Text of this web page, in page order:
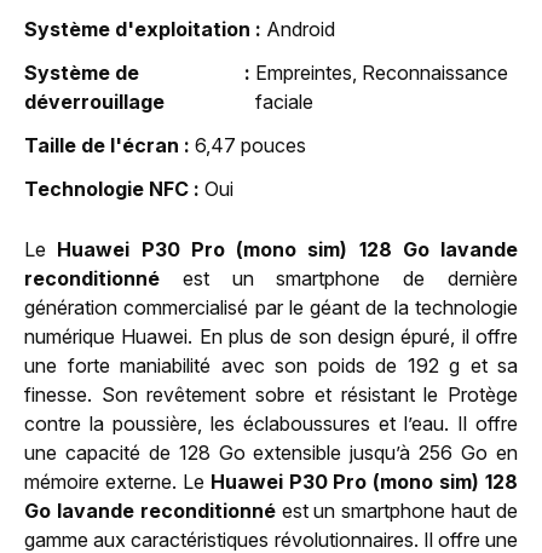
Système d'exploitation
Android
Système de
déverrouillage
Empreintes, Reconnaissance
faciale
Taille de l'écran
6,47 pouces
Technologie NFC
Oui
Le Huawei P30 Pro (mono sim) 128 Go lavande
reconditionné est un smartphone de dernière
génération commercialisé par le géant de la technologie
numérique Huawei. En plus de son design épuré, il offre
une forte maniabilité avec son poids de 192 g et sa
finesse. Son revêtement sobre et résistant le Protège
contre la poussière, les éclaboussures et l’eau. Il offre
une capacité de 128 Go extensible jusqu’à 256 Go en
mémoire externe. Le Huawei P30 Pro (mono sim) 128
Go lavande reconditionnéest un smartphone haut de
gamme aux caractéristiques révolutionnaires. Il offre une